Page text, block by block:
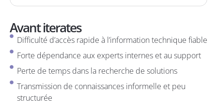
Avant iterates
Difficulté d’accès rapide à l’information technique fiable
Forte dépendance aux experts internes et au support
Perte de temps dans la recherche de solutions
Transmission de connaissances informelle et peu
structurée